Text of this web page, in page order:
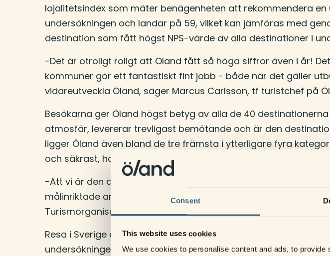
Consent
This website uses cookies
We use cookies to personalise content and ads, to
lojalitetsindex som mäter benägenheten att rekommendera
undersökningen och landar på 59, vilket kan jämföras med
destination som fått högst NPS-värde av alla destinationer i
-Det är otroligt roligt att Öland fått så höga siffror även i år!
kommuner gör ett fantastiskt fint jobb - både när det gäller
vidareutveckla Öland, säger Marcus Carlsson, tf turistchef på
Besökarna ger Öland högst betyg av alla de 40
atmosfär, levererar trevligast bemötande och är den
ligger Öland även bland de tre främsta i ytterligare fyra
och säkrast, har bäst utflyktsutbud samt erbjuder bäst
-Att vi är den destination som flest personer vill resa tillbaka
målinriktade arbete som näringen gjort över lång tid, säger
Turismorganisation.
Resa i Sverige är ett viktigt redskap för att få en bild av
undersökningen till exempel att hela 9 av 10 svenskar tycker